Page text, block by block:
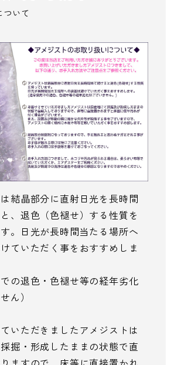
ついて
結晶部分に直射日光を長時間
、退色（色褪せ）する性質を
。日光が長時間当たる場所へ
ていただく事をおすすめしま
での退色・色褪せ等の経年劣化
ん）
いただきましたアメジストは
掘・形成したままの状態で直